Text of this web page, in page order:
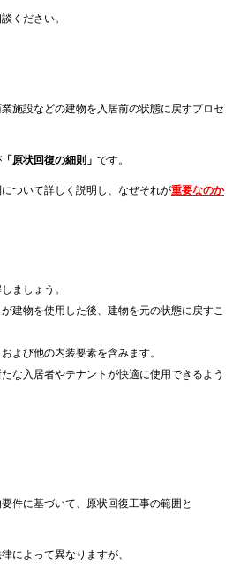
ください。
施設などの建物を入居前の状態に戻すプロセ
「原状回復の細則」 です。
ついて詳しく説明し、なぜそれが重要なのか
ましょう。
建物を使用した後、建物を元の状態に戻すこ
よび他の内装要素を含みます。
な入居者やテナントが快適に使用できるよう
件に基づいて、原状回復工事の範囲と
によって異なりますが、